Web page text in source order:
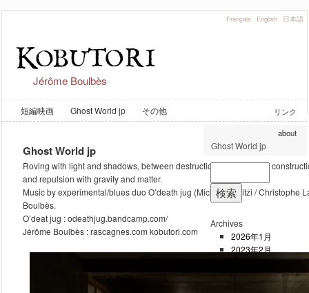
Français English 日本語
Jérôme Boulbès
リンク
about
短編映画 Ghost World jp その他
Ghost World jp
Roving with light and shadows, between destructions to come and
and repulsion with gravity and matter.
Music by experimental/blues duo O’death jug (Michel Henritzi / Christophe
Boulbès.
O’deat jug : odeathjug.bandcamp.com/
Jérôme Boulbès : rascagnes.com kobutori.com
Ghost World jp
Archives
2026年1月
2023年2月
2019年8月